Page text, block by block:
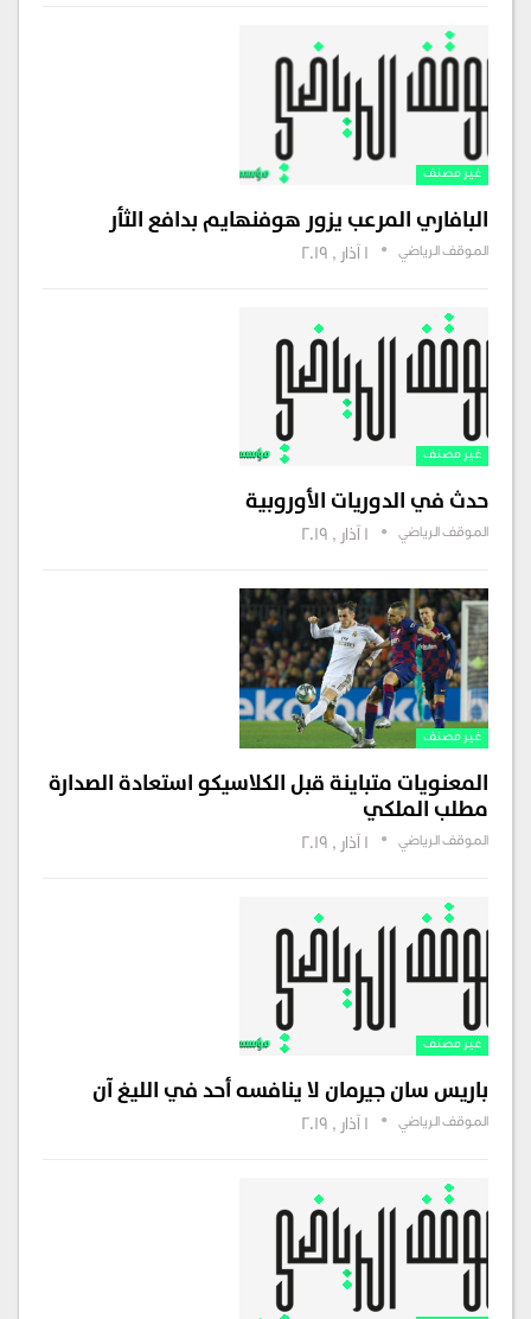
غير مصنف
البافاري المرعب يزور هوفنهايم بدافع الثأر
الموقف الرياضي
غير مصنف
حدث في الدوريات الأوروبية
الموقف الرياضي
غير مصنف
المعنويات متباينة قبل الكلاسيكو استعادة الصدارة
مطلب الملكي
الموقف الرياضي
غير مصنف
باريس سان جيرمان لا ينافسه أحد في الليغ آن
الموقف الرياضي